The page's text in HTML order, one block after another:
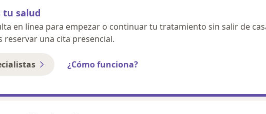
tu salud
en línea para empezar o continuar tu tratamiento sin salir de
reservar una cita presencial.
¿Cómo funciona?